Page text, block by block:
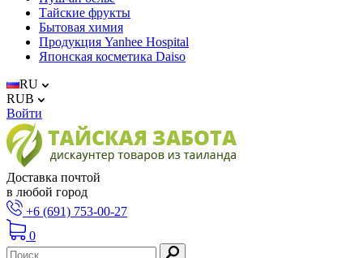
Тайские фрукты
Бытовая химия
Продукция Yanhee Hospital
Японская косметика Daiso
RU
RUB
Войти
Доставка почтой
в любой город
+6 (691) 753-00-27
0